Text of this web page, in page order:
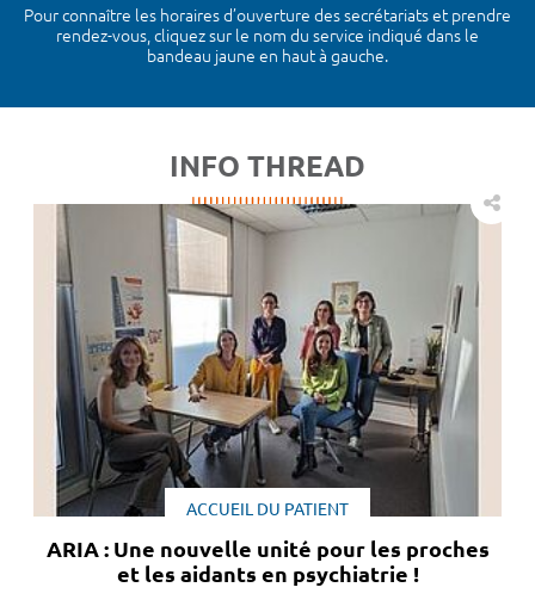
Pour connaître les horaires d’ouverture des secrétariats et prendre
rendez-vous, cliquez sur le nom du service indiqué dans le
bandeau jaune en haut à gauche.
INFO THREAD
ACCUEIL DU PATIENT
ARIA : Une nouvelle unité pour les proches
et les aidants en psychiatrie !